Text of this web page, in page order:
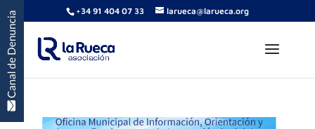
+34 91 404 07 33 larueca@larueca.org